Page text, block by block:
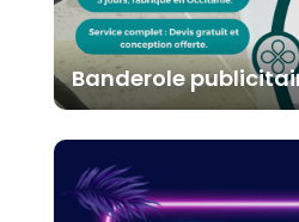
Banderole